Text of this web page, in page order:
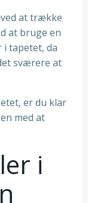
at trække
at bruge en
i tapetet, da
sværere at
er du klar
med at
i